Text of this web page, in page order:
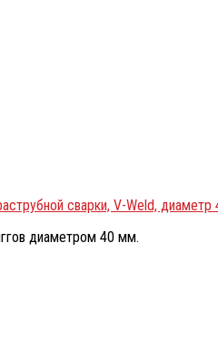
сварки, V-Weld,
диаметром 40 мм.